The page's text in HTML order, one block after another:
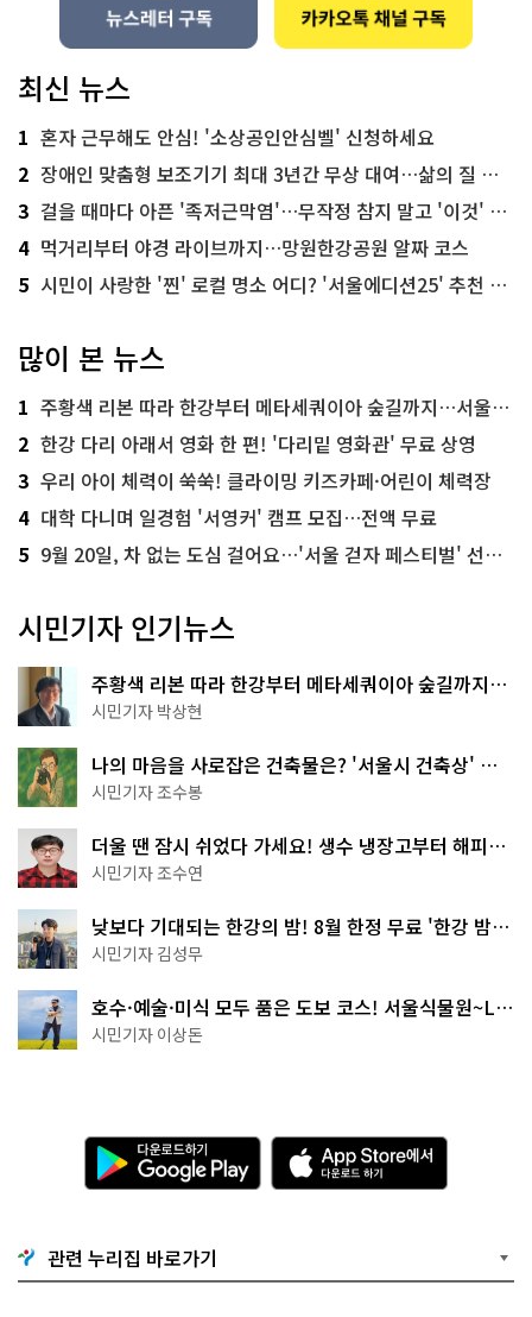
최신 뉴스
1 혼자 근무해도 안심! '소상공인안심벨' 신청하세요
2 장애인 맞춤형 보조기기 최대 3년간 무상 대여…삶의 질 높인다
3 걸을 때마다 아픈 '족저근막염'…무작정 참지 말고 '이것' 해보세요!
4 먹거리부터 야경 라이브까지…망원한강공원 알짜 코스
5 시민이 사랑한 '찐' 로컬 명소 어디? '서울에디션25' 추천 코스
많이 본 뉴스
1 주황색 리본 따라 한강부터 메타세쿼이아 숲길까지…서울둘레길 15코스
2 한강 다리 아래서 영화 한 편! '다리밑 영화관' 무료 상영
3 우리 아이 체력이 쑥쑥! 클라이밍 키즈카페·어린이 체력장
4 대학 다니며 일경험 '서영커' 캠프 모집…전액 무료
5 9월 20일, 차 없는 도심 걸어요…'서울 걷자 페스티벌' 선착순 5천명
시민기자 인기뉴스
주황색 리본 따라 한강부터 메타세쿼이아 숲길까지…
서울둘레길 15코스
시민기자 박상현
나의 마음을 사로잡은 건축물은? '서울시 건축상' 수
상작 공개!
시민기자 조수봉
더울 땐 잠시 쉬었다 가세요! 생수 냉장고부터 해피소
·무더위쉼터까지
시민기자 조수연
낮보다 기대되는 한강의 밤! 8월 한정 무료 '한강 밤
핑' 예약은?
시민기자 김성무
호수·예술·미식 모두 품은 도보 코스! 서울식물원~LG
아트센터~마곡테라스거리
시민기자 이상돈
다
운
로
기
G
o
A
p
p
e
관련 누리집 바로가기